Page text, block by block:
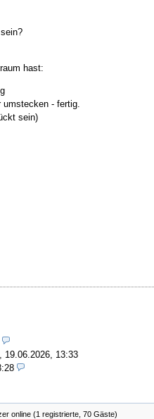
hast:
umstecken - fertig.
sein)
, 19.06.2026, 13:33
online (1 registrierte, 70 Gäste)